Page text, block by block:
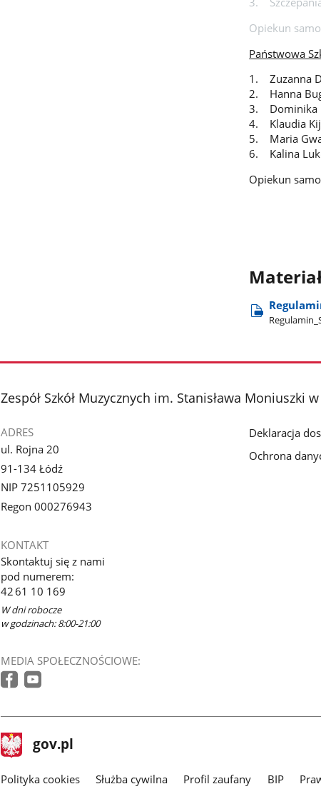
Opiekun
Państwowa
1. Zuzanna
2. Hanna
3. Dominika
4. Klaudia
5. Maria
6. Kalina
Opiekun
stopka
Zespół Szkół Muzycznych im. Stanisława Moniuszki
ADRES
ul. Rojna 20
91-134 Łódź
NIP 7251105929
Regon 000276943
KONTAKT
Skontaktuj się z nami
pod numerem:
42 61 10 169
W dni robocze
w godzinach: 8:00-21:00
MEDIA SPOŁECZNOŚCIOWE:
Deklaracja
Ochrona
stopka
gov.pl Strona
gov.pl
gov.pl
Polityka cookies Służba cywilna Profil zaufany BIP